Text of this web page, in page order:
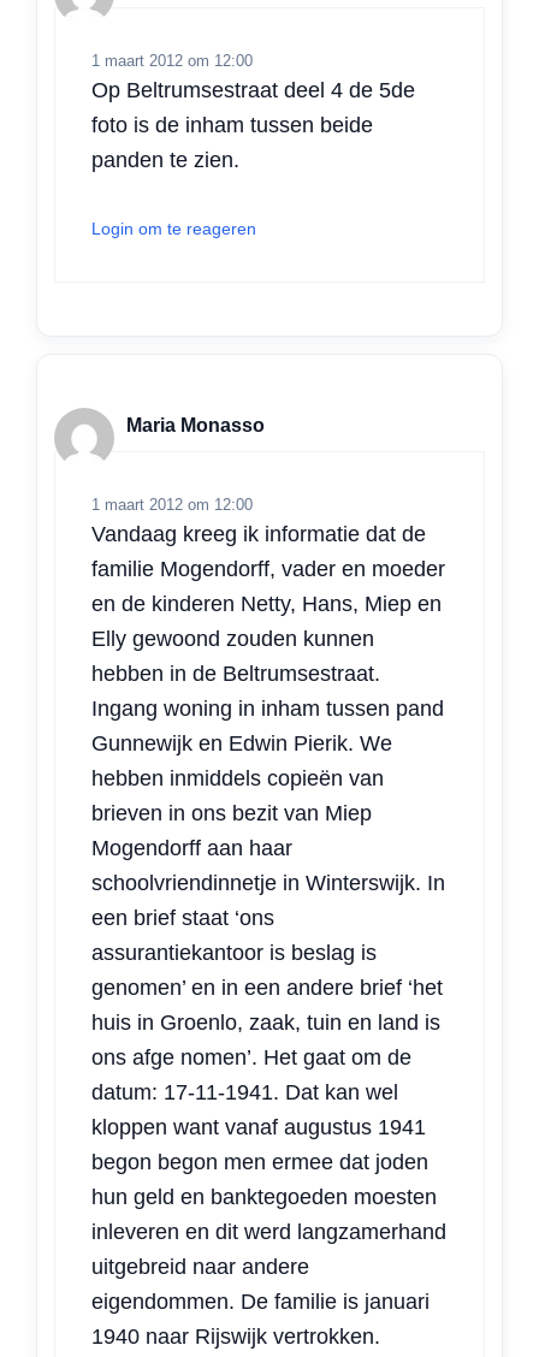
1 maart 2012 om 12:00
Op Beltrumsestraat deel 4 de 5de
foto is de inham tussen beide
panden te zien.
Login om te reageren
Maria Monasso
1 maart 2012 om 12:00
Vandaag kreeg ik informatie dat de
familie Mogendorff, vader en moeder
en de kinderen Netty, Hans, Miep en
Elly gewoond zouden kunnen
hebben in de Beltrumsestraat.
Ingang woning in inham tussen pand
Gunnewijk en Edwin Pierik. We
hebben inmiddels copieën van
brieven in ons bezit van Miep
Mogendorff aan haar
schoolvriendinnetje in Winterswijk. In
een brief staat ‘ons
assurantiekantoor is beslag is
genomen’ en in een andere brief ‘het
huis in Groenlo, zaak, tuin en land is
ons afge nomen’. Het gaat om de
datum: 17-11-1941. Dat kan wel
kloppen want vanaf augustus 1941
begon begon men ermee dat joden
hun geld en banktegoeden moesten
inleveren en dit werd langzamerhand
uitgebreid naar andere
eigendommen. De familie is januari
1940 naar Rijswijk vertrokken.